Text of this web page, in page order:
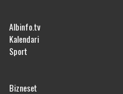
Albinfo.tv
Kalendari
Sport
Bizneset